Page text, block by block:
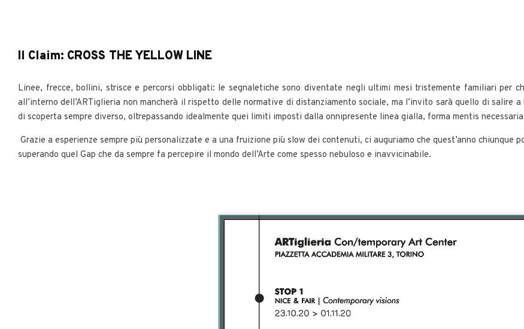
Il Claim: CROSS THE YELLOW LINE
Linee, frecce, bollini, strisce e percorsi obbligati: le segnaletiche sono diventate negli ultimi mesi tristemente familiari per
all’interno dell’ARTiglieria non mancherà il rispetto delle normative di distanziamento sociale, ma l’invito sarà quello di salire
di scoperta sempre diverso, oltrepassando idealmente quei limiti imposti dalla onnipresente linea gialla, forma mentis
Grazie a esperienze sempre più personalizzate e a una fruizione più slow dei contenuti, ci auguriamo che quest’anno chiunque
superando quel Gap che da sempre fa percepire il mondo dell’Arte come spesso nebuloso e inavvicinabile.